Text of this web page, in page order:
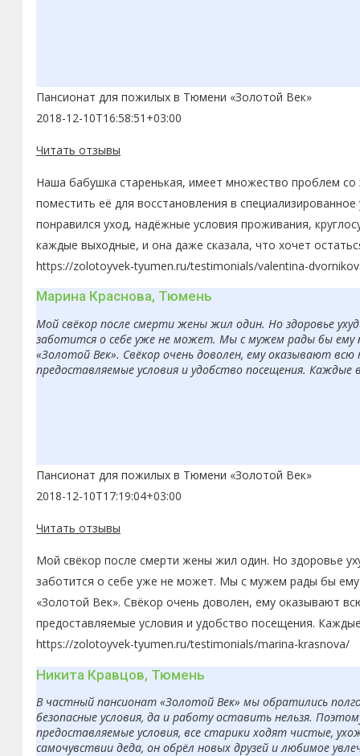
Пансионат для пожилых в Тюмени «Золотой Век»
2018-12-10T16:58:51+03:00
Читать отзывы
Наша бабушка старенькая, имеет множество проблем
поместить её для восстановления в
понравился уход, надёжные условия проживания,
каждые выходные, и она даже сказала, что хочет
https://zolotoyvek-tyumen.ru/testimonials/valentina-
Марина Краснова, Тюмень
Мой свёкор после смерти жены жил один. Но здоровье
заботится о себе уже не может. Мы с мужем рады бы ему
«Золотой Век». Свёкор очень доволен, ему оказывают
предоставляемые условия и удобство посещения.
Пансионат для пожилых в Тюмени «Золотой Век»
2018-12-10T17:19:04+03:00
Читать отзывы
Мой свёкор после смерти жены жил один. Но здоровье
заботится о себе уже не может. Мы с мужем рады бы ему
«Золотой Век». Свёкор очень доволен, ему оказывают
предоставляемые условия и удобство посещения.
https://zolotoyvek-tyumen.ru/testimonials/marina-krasnova/
Никита Кравцов, Тюмень
В частный пансионат «Золотой Век» мы обратились
безопасные условия, да и работу оставить нельзя.
предоставляемые условия, все старики ходят чистые,
самочувствии деда, он обрёл новых друзей и любимое